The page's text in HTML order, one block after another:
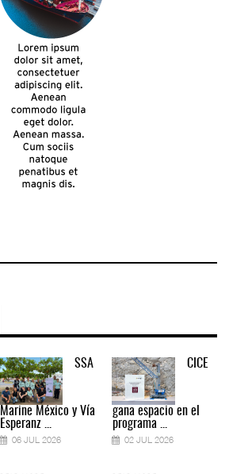
SSA
Marine México y Vía
Esperanz ...
06 JUL 2026
CICE
gana espacio en el
programa ...
02 JUL 2026